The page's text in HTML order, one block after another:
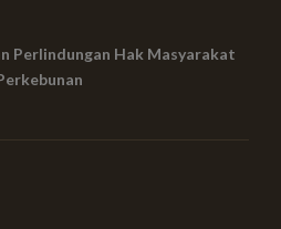
Perlindungan Hak Masyarakat